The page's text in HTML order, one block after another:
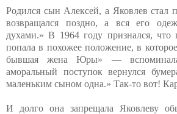
Родился сын Алексей, а Яковлев стал
возвращался поздно, а вся его
духами.» В 1964 году признался,
попала в похожее положение, в
бывшая жена Юры» —
аморальный поступок вернулся
маленьким сыном одна.» Так-то вот!
И долго она запрещала Яковлеву